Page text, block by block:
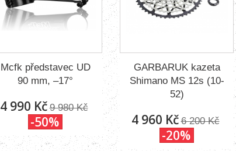
Mcfk představec UD
90 mm, –17°
4 990 Kč 9 980 Kč
-50%
GARBARUK kazeta
Shimano MS 12s (10-
52)
4 960 Kč 6 200 Kč
-20%